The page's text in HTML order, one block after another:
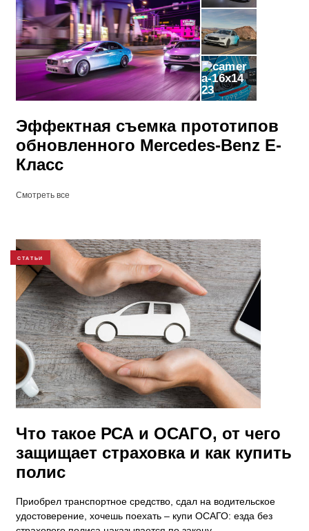
23
Эффектная съемка прототипов
обновленного Mercedes-Benz E-
Класс
Смотреть все
СТАТЬИ
Что такое РСА и ОСАГО, от чего
защищает страховка и как купить
полис
Приобрел транспортное средство, сдал на водительское
удостоверение, хочешь поехать – купи ОСАГО: езда без